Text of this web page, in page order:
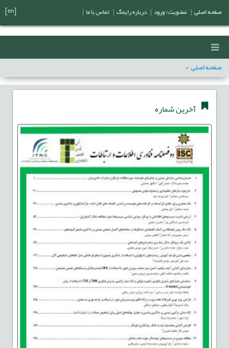
صفحه اصلی
آخرین شماره
صفحه اصلی عضویت/ ورود درباره رایمگ تماس با ما